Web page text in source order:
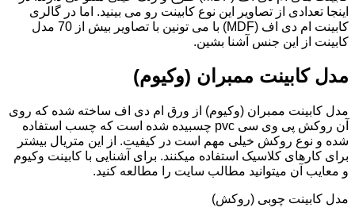
اینجا تعدادی از تصاویر این نوع کابینت رو می بینید. اما در گالری
کابینت ام دی اف (MDF) با می تونین با تصاویر بیش از 70 مدل
کابینت از این جنس آشنا بشین.
مدل کابینت ممبران (وکیوم)
مدل کابینت ممبران (وکیوم) از ورق ام دی اف ساخته شده که روی
آن روکش پی وی سی pvc چسبیده شده است که چسب استفاده
شده و نوع روکش خیلی مهم است در کیفیت. از این متریال بیشتر
برای کارهای کلاسیک استفاده میکنند. برای آشنایی با کابینت وکیوم
و معایب آن میتوانید مطالب سایت را مطالعه کنید.
مدل کابینت چوبی (روکش)